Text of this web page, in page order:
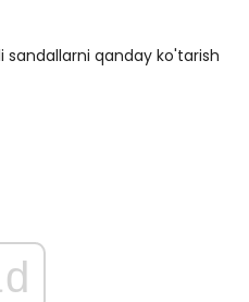
sandallarni qanday ko'tarish